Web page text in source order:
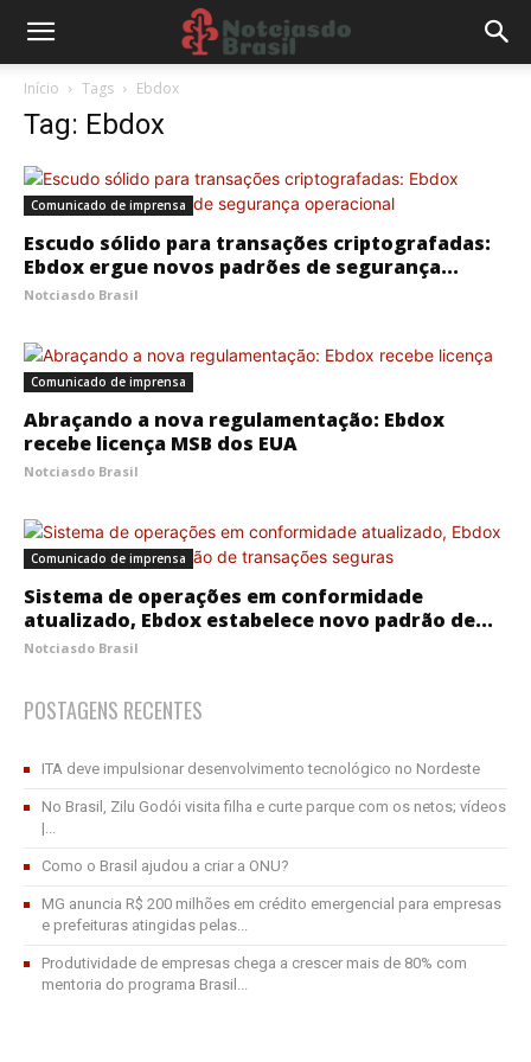
Início Tags Ebdox
Tag: Ebdox
Comunicado de imprensa
Escudo sólido para transações criptografadas:
Ebdox ergue novos padrões de segurança...
Notciasdo Brasil
Comunicado de imprensa
Abraçando a nova regulamentação: Ebdox
recebe licença MSB dos EUA
Notciasdo Brasil
Comunicado de imprensa
Sistema de operações em conformidade
atualizado, Ebdox estabelece novo padrão de...
Notciasdo Brasil
POSTAGENS RECENTES
ITA deve impulsionar desenvolvimento tecnológico no Nordeste
No Brasil, Zilu Godói visita filha e curte parque com os netos; vídeos
|...
Como o Brasil ajudou a criar a ONU?
MG anuncia R$ 200 milhões em crédito emergencial para empresas
e prefeituras atingidas pelas...
Produtividade de empresas chega a crescer mais de 80% com
mentoria do programa Brasil...